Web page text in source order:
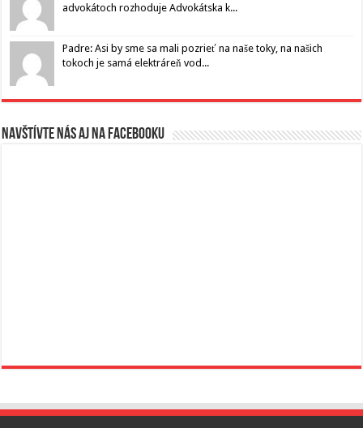
advokátoch rozhoduje Advokátska k...
Padre: Asi by sme sa mali pozrieť na naše toky, na našich
tokoch je samá elektráreň vod...
Navštívte nás aj na Facebooku